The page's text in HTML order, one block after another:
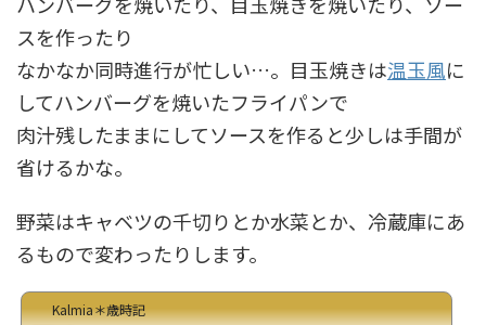
スを作ったり
なかなか同時進行が忙しい…。目玉焼きは温玉風に
してハンバーグを焼いたフライパンで
肉汁残したままにしてソースを作ると少しは手間が
省けるかな。
野菜はキャベツの千切りとか水菜とか、冷蔵庫にあ
るもので変わったりします。
Kalmia＊歳時記